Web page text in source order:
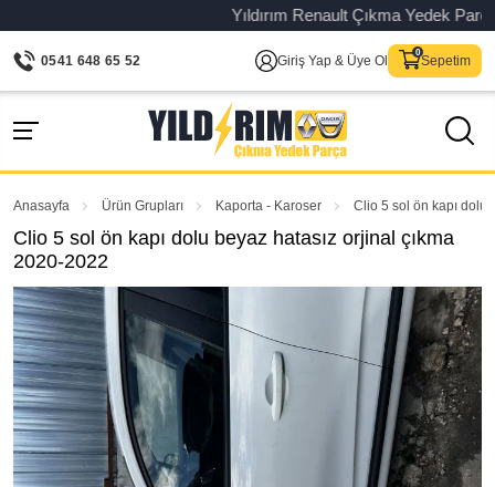
Yıldırım Renault Çıkma Yedek
0541 648 65 52 Giriş Yap & Üye Ol Sepetim
Anasayfa Ürün Grupları Kaporta - Karoser Clio 5 sol ön kapı dolu
Clio 5 sol ön kapı dolu beyaz hatasız orjinal çıkma
2020-2022